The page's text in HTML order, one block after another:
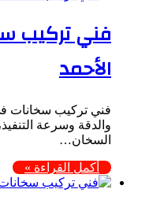
فني تركيب
الأحمد
فني تركيب سخانات
والدقة وسرعة
السخان…
أكمل القراءة »